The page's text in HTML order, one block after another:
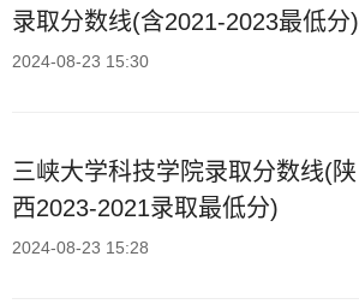
录取分数线(含2021-2023最低分)
2024-08-23 15:30
三峡大学科技学院录取分数线(陕
西2023-2021录取最低分)
2024-08-23 15:28